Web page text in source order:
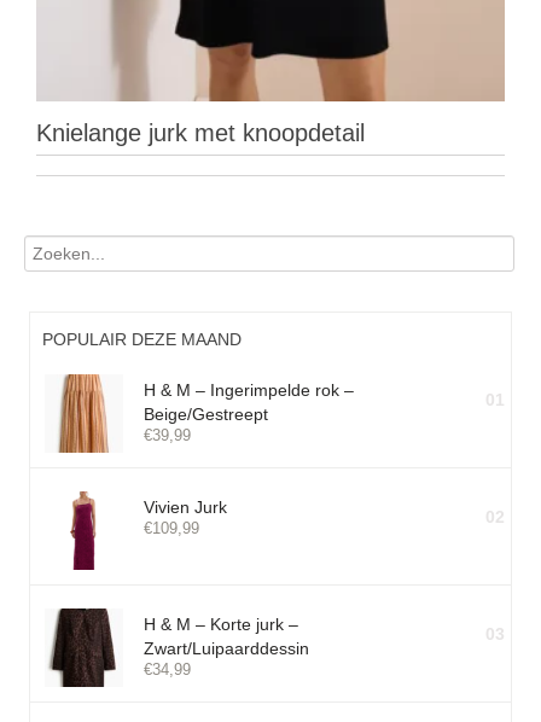
Knielange jurk met knoopdetail
POPULAIR DEZE MAAND
H & M – Ingerimpelde rok –
Beige/Gestreept
€39,99
01
Vivien Jurk
€109,99
02
H & M – Korte jurk –
Zwart/Luipaarddessin
€34,99
03